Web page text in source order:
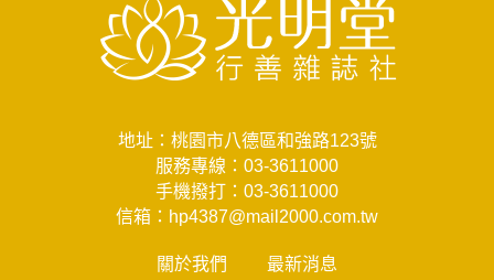
地址：桃園市八德區和強路123號
服務專線： 03-3611000
手機撥打： 03-3611000
信箱： hp4387@mail2000.com.tw
關於我們
最新消息